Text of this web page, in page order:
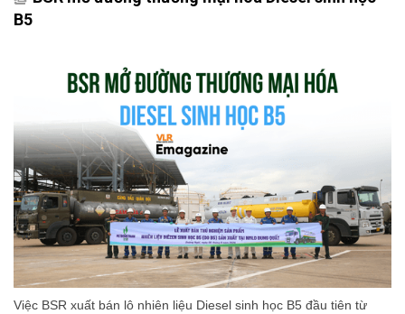
B5
Việc BSR xuất bán lô nhiên liệu Diesel sinh học B5 đầu tiên từ